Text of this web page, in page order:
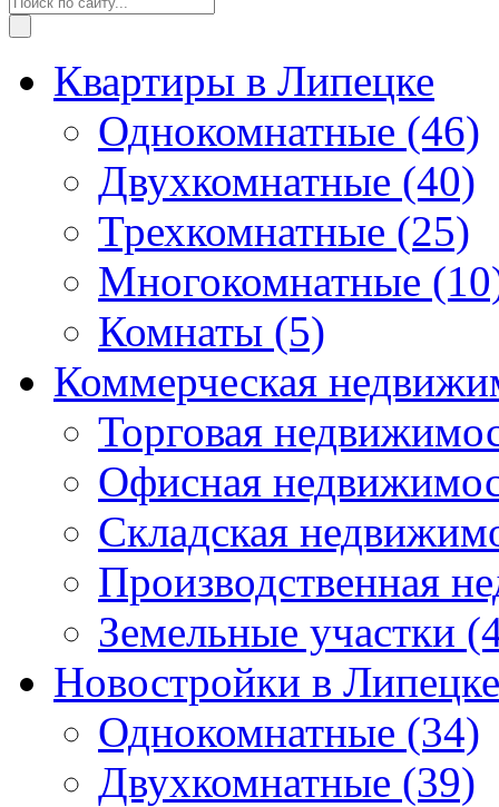
Квартиры в Липецке
Однокомнатные (46)
Двухкомнатные (40)
Трехкомнатные (25)
Многокомнатные
Комнаты (5)
Коммерческая
Торговая
Офисная
Складская
Производственная
Земельные участки
Новостройки в Липецке
Однокомнатные (34)
Двухкомнатные (39)